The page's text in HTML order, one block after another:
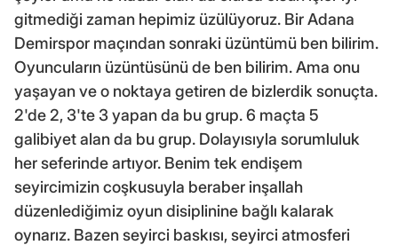
gitmediği zaman hepimiz üzülüyoruz. Bir Adana
Demirspor maçından sonraki üzüntümü ben bilirim.
Oyuncuların üzüntüsünü de ben bilirim. Ama onu
yaşayan ve o noktaya getiren de bizlerdik sonuçta.
2'de 2, 3'te 3 yapan da bu grup. 6 maçta 5
galibiyet alan da bu grup. Dolayısıyla sorumluluk
her seferinde artıyor. Benim tek endişem
seyircimizin coşkusuyla beraber inşallah
düzenlediğimiz oyun disiplinine bağlı kalarak
oynarız. Bazen seyirci baskısı, seyirci atmosferi